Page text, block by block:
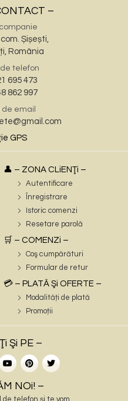
–
Șișești,
România
telefon
695 473
862 997
email
GPS
👤 – ZONA CLiENŢi –
Autentificare
Înregistrare
Istoric comenzi
Resetare parolă
🛒 – COMENZi –
Coş cumpărături
Formular de retur
💳 – PLATĂ Şi OFERTE –
Modalități de plată
Promoții
Şi PE –
NOi! –
telefon și te vom